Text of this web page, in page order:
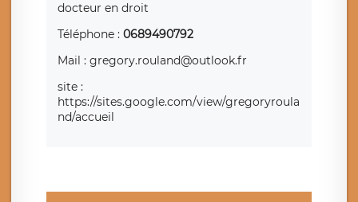
docteur en droit
Téléphone : 0689490792
Mail : gregory.rouland@outlook.fr
site :
https://sites.google.com/view/gregoryroula
nd/accueil